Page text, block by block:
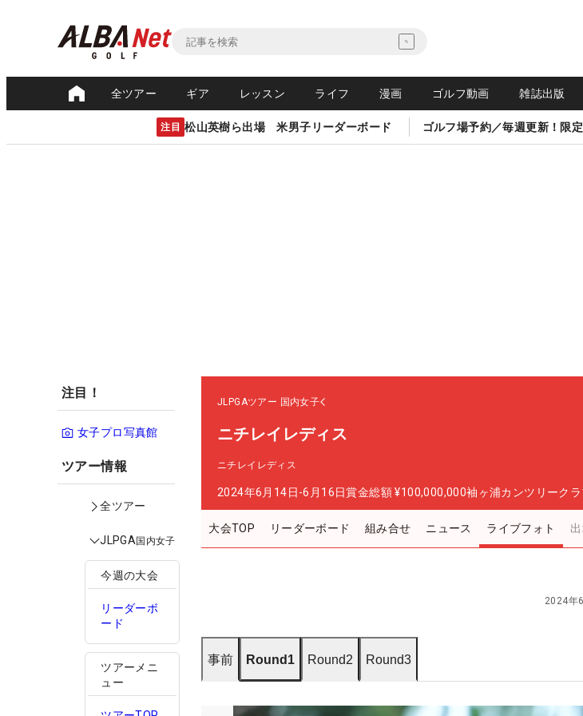
全ツアー ギア レッスン ライフ 漫画 ゴルフ動画 雑誌出版
注目 松山英樹ら出場 米男子リーダーボード ゴルフ場予約／毎週更新！限
注目！
女子プロ写真館
ツアー情報
全ツアー
JLPGA国内女子
今週の大会
リーダーボ
ード
ツアーメニ
ュー
JLPGAツアー 国内女子
ニチレイレディス
ニチレイレディス
2024年6月14日-6月16日賞金総額 ¥100,000,000袖ヶ浦カンツリーク
大会TOP リーダーボード 組み合せ ニュース ライブフォト
2024年
事前 Round1 Round2 Round3